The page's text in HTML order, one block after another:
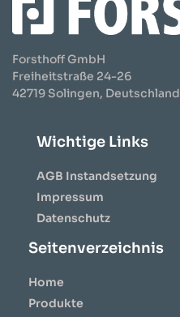
Forsthoff GmbH
Freiheitstraße 24-26
42719 Solingen, Deutschland
Wichtige Links
AGB Instandsetzung
Impressum
Datenschutz
Seitenverzeichnis
Home
Produkte